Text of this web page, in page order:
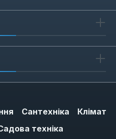
Сантехніка
Клімат
техніка